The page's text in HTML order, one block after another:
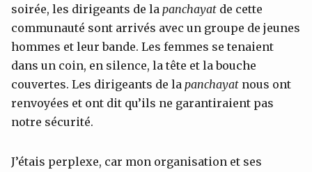
soirée, les dirigeants de la panchayat de cette
communauté sont arrivés avec un groupe de jeunes
hommes et leur bande. Les femmes se tenaient
dans un coin, en silence, la tête et la bouche
couvertes. Les dirigeants de la panchayat nous ont
renvoyées et ont dit qu’ils ne garantiraient pas
notre sécurité.
J’étais perplexe, car mon organisation et ses